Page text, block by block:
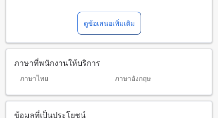
ดูข้อเสนอเพิ่มเติม
ภาษาที่พนักงานให้บริการ
ภาษาไทย ภาษาอังกฤษ
ข้อมูลที่เป็นประโยชน์